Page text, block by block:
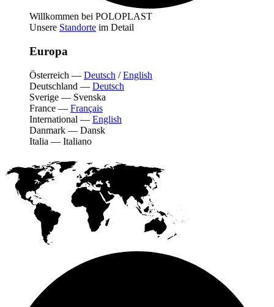
Willkommen bei POLOPLAST
Unsere Standorte im Detail
Europa
Österreich — Deutsch /English
Deutschland — Deutsch
Sverige — Svenska
France — Français
International — English
Danmark — Dansk
Italia — Italiano